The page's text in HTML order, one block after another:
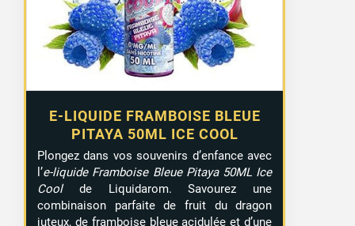
E-LIQUIDE FRAMBOISE BLEUE
PITAYA 50ML ICE COOL
Plongez dans vos souvenirs d’enfance avec
l’e-liquide Framboise Bleue Pitaya 50ML Ice
Coolde Liquidarom. Savourez une
combinaison parfaite de fruit du dragon
juteux, de framboise bleue acidulée et d’une